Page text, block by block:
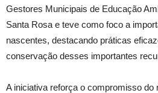
Gestores Municipais de Educação
Santa Rosa e teve como foco a
nascentes, destacando práticas
conservação desses importantes
A iniciativa reforça o compromisso